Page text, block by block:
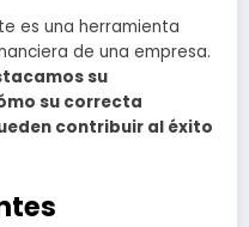
es una herramienta
de una empresa.
su
su correcta
contribuir al éxito